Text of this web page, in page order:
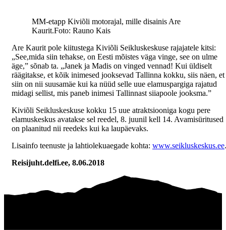
MM-etapp Kiviõli motorajal, mille disainis Are
Kaurit.Foto: Rauno Kais
Are Kaurit pole kiitustega Kiviõli Seikluskeskuse rajajatele kitsi:
„See,mida siin tehakse, on Eesti mõistes väga vinge, see on ulme
äge,” sõnab ta. „Janek ja Madis on vinged vennad! Kui üldiselt
räägitakse, et kõik inimesed jooksevad Tallinna kokku, siis näen, et
siin on nii suusamäe kui ka nüüd selle uue elamuspargiga rajatud
midagi sellist, mis paneb inimesi Tallinnast siiapoole jooksma.”
Kiviõli Seikluskeskuse kokku 15 uue atraktsiooniga kogu pere
elamuskeskus avatakse sel reedel, 8. juunil kell 14. Avamisüritused
on plaanitud nii reedeks kui ka laupäevaks.
Lisainfo teenuste ja lahtiolekuaegade kohta: www.seikluskeskus.ee.
Reisijuht.delfi.ee, 8.06.2018